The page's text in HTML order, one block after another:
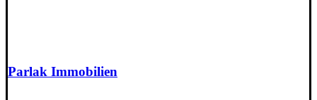
Parlak Immobilien